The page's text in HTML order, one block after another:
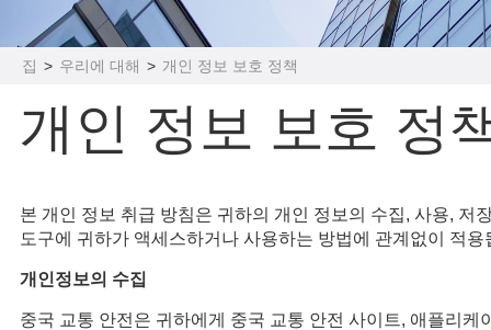
집 > 우리에 대해 > 개인 정보 보호 정책
개인 정보 보호 정
본 개인 정보 취급 방침은 귀하의 개인 정보의 수집, 사용, 저
도구에 귀하가 액세스하거나 사용하는 방법에 관계없이 적용
개인정보의 수집
중국 교통 안전은 귀하에게 중국 교통 안전 사이트, 애플리